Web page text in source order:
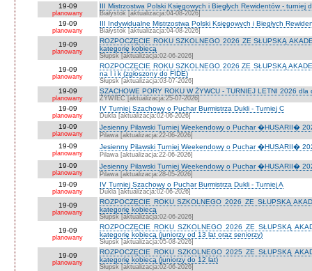
19-09
planowany
III Mistrzostwa Polski Księgowych i Biegłych Rewidentów - turniej
Białystok [aktualizacja:04-08-2026]
19-09
planowany
III Indywidualne Mistrzostwa Polski Księgowych i Biegłych
Białystok [aktualizacja:04-08-2026]
19-09
planowany
ROZPOCZĘCIE ROKU SZKOLNEGO 2026 ZE SŁUPSKĄ
kategorię kobiecą
Słupsk [aktualizacja:02-06-2026]
19-09
planowany
ROZPOCZĘCIE ROKU SZKOLNEGO 2026 ZE SŁUPSKĄ
na I i k (zgłoszony do FIDE)
Słupsk [aktualizacja:03-07-2026]
19-09
planowany
SZACHOWE PORY ROKU W ŻYWCU - TURNIEJ LETNI 2026 dla
ŻYWIEC [aktualizacja:25-07-2026]
19-09
planowany
IV Turniej Szachowy o Puchar Burmistrza Dukli - Turniej C
Dukla [aktualizacja:02-06-2026]
19-09
planowany
Jesienny Pilawski Turniej Weekendowy o Puchar �HUSARII�
Pilawa [aktualizacja:22-06-2026]
19-09
planowany
Jesienny Pilawski Turniej Weekendowy o Puchar �HUSARII�
Pilawa [aktualizacja:22-06-2026]
19-09
planowany
Jesienny Pilawski Turniej Weekendowy o Puchar �HUSARII�
Pilawa [aktualizacja:28-05-2026]
19-09
planowany
IV Turniej Szachowy o Puchar Burmistrza Dukli - Turniej A
Dukla [aktualizacja:02-06-2026]
19-09
planowany
ROZPOCZĘCIE ROKU SZKOLNEGO 2026 ZE SŁUPSKĄ
kategorię kobiecą
Słupsk [aktualizacja:02-06-2026]
19-09
planowany
ROZPOCZĘCIE ROKU SZKOLNEGO 2026 ZE SŁUPSKĄ
kategorię kobiecą (juniorzy od 13 lat oraz seniorzy)
Słupsk [aktualizacja:05-08-2026]
19-09
planowany
ROZPOCZĘCIE ROKU SZKOLNEGO 2025 ZE SŁUPSKĄ
kategorię kobiecą (juniorzy do 12 lat)
Słupsk [aktualizacja:02-06-2026]